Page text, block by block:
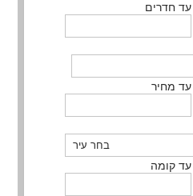
עד חדרים
עד מחיר
עד קומה